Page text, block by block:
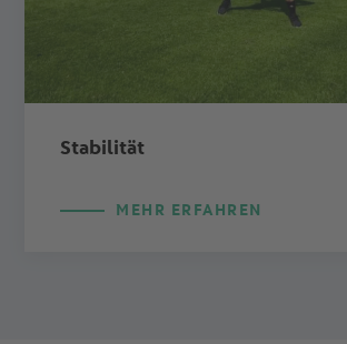
Stabilität
MEHR ERFAHREN